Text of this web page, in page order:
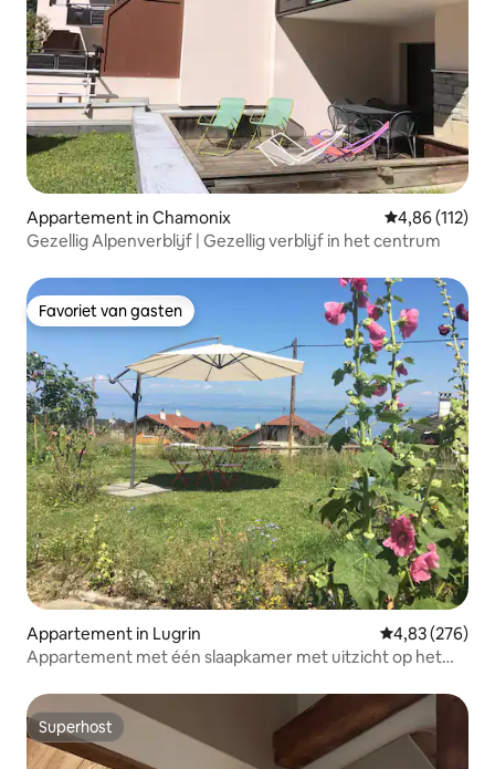
Appartement in Chamonix Gemiddelde
4,86 (112)
Gezellig Alpenverblijf | Gezellig verblijf in het centrum
Favoriet van gasten
Favoriet van gasten
Appartement in Lugrin Gemiddelde
4,83 (276)
Appartement met één slaapkamer met uitzicht op het
Superhost
Superhost